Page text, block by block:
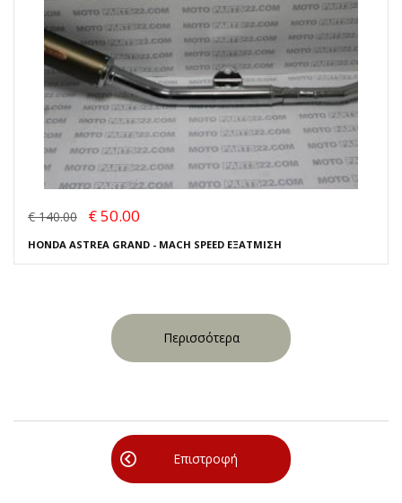
€ 140.00 € 50.00
HONDA ASTREA GRAND - MACH SPEED ΕΞΑΤΜΙΣΗ
Περισσότερα
Επιστροφή